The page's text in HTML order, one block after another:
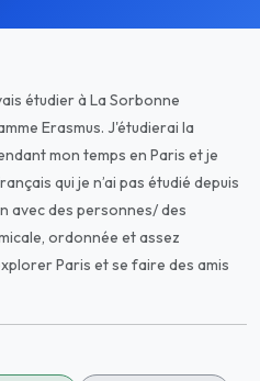
étudier à La Sorbonne
Erasmus. J'étudierai la
mon temps en Paris et je
qui je n’ai pas étudié depuis
avec des personnes/ des
ordonnée et assez
Paris et se faire des amis